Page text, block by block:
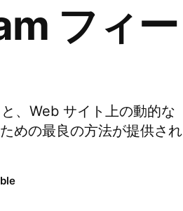
フィー
、Web サイト上の動的な
めの最良の方法が提供され